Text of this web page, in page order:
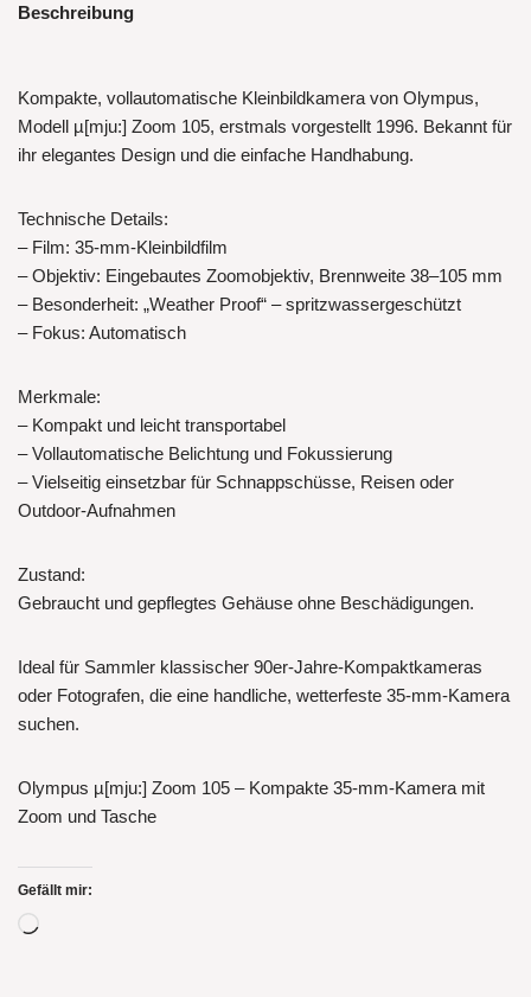
Beschreibung
Kompakte, vollautomatische Kleinbildkamera von Olympus,
Modell µ[mju:] Zoom 105, erstmals vorgestellt 1996. Bekannt für
ihr elegantes Design und die einfache Handhabung.
Technische Details:
– Film: 35-mm-Kleinbildfilm
– Objektiv: Eingebautes Zoomobjektiv, Brennweite 38–105 mm
– Besonderheit: „Weather Proof“ – spritzwassergeschützt
– Fokus: Automatisch
Merkmale:
– Kompakt und leicht transportabel
– Vollautomatische Belichtung und Fokussierung
– Vielseitig einsetzbar für Schnappschüsse, Reisen oder
Outdoor-Aufnahmen
Zustand:
Gebraucht und gepflegtes Gehäuse ohne Beschädigungen.
Ideal für Sammler klassischer 90er-Jahre-Kompaktkameras
oder Fotografen, die eine handliche, wetterfeste 35-mm-Kamera
suchen.
Olympus µ[mju:] Zoom 105 – Kompakte 35-mm-Kamera mit
Zoom und Tasche
Gefällt mir: